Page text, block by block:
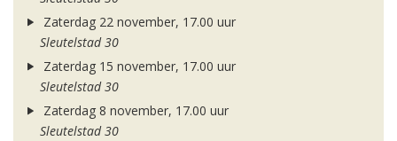
Zaterdag 22 november, 17.00 uur
Sleutelstad 30
Zaterdag 15 november, 17.00 uur
Sleutelstad 30
Zaterdag 8 november, 17.00 uur
Sleutelstad 30